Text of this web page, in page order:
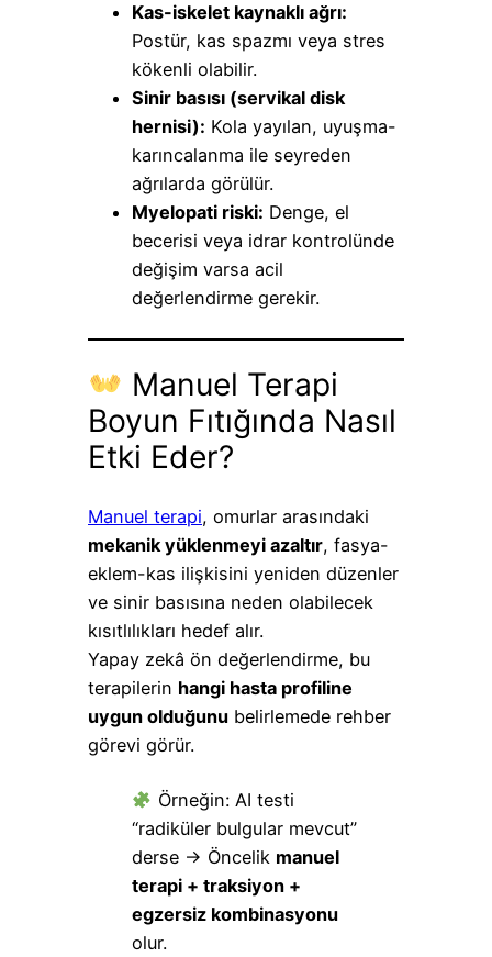
Kas-iskelet kaynaklı ağrı:
Postür, kas spazmı veya stres
kökenli olabilir.
Sinir basısı (servikal disk
hernisi): Kola yayılan, uyuşma-
karıncalanma ile seyreden
ağrılarda görülür.
Myelopati riski: Denge, el
becerisi veya idrar kontrolünde
değişim varsa acil
değerlendirme gerekir.
Manuel Terapi
Boyun Fıtığında Nasıl
Etki Eder?
Manuel terapi, omurlar arasındaki
mekanik yüklenmeyi azaltır, fasya-
eklem-kas ilişkisini yeniden düzenler
ve sinir basısına neden olabilecek
kısıtlılıkları hedef alır.
Yapay zekâ ön değerlendirme, bu
terapilerin hangi hasta profiline
uygun olduğunu belirlemede rehber
görevi görür.
Örneğin: AI testi
“radiküler bulgular mevcut”
derse → Öncelik manuel
terapi + traksiyon +
egzersiz kombinasyonu
olur.